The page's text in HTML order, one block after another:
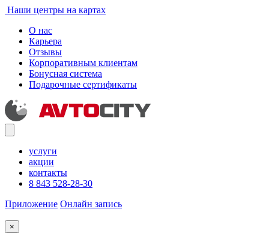
Наши центры на картах
О нас
Карьера
Отзывы
Корпоративным клиентам
Бонусная система
Подарочные сертификаты
услуги
акции
контакты
8 843 528-28-30
Приложение Онлайн запись
×